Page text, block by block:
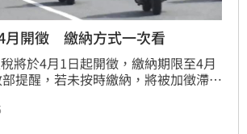
月開徵 繳納方式一次看
將於4月1日起開徵，繳納期限至4月
提醒，若未按時繳納，將被加徵滯納